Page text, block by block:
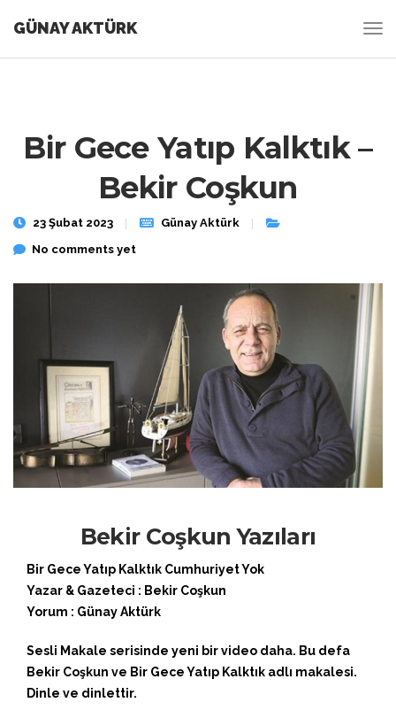
GÜNAY AKTÜRK
Bir Gece Yatıp Kalktık –
Bekir Coşkun
23 Şubat 2023
Günay Aktürk
No comments yet
Bekir Coşkun Yazıları
Bir Gece Yatıp Kalktık Cumhuriyet Yok
Yazar & Gazeteci : Bekir Coşkun
Yorum : Günay Aktürk
Sesli Makale serisinde yeni bir video daha. Bu defa
Bekir Coşkun ve Bir Gece Yatıp Kalktık adlı makalesi.
Dinle ve dinlettir.